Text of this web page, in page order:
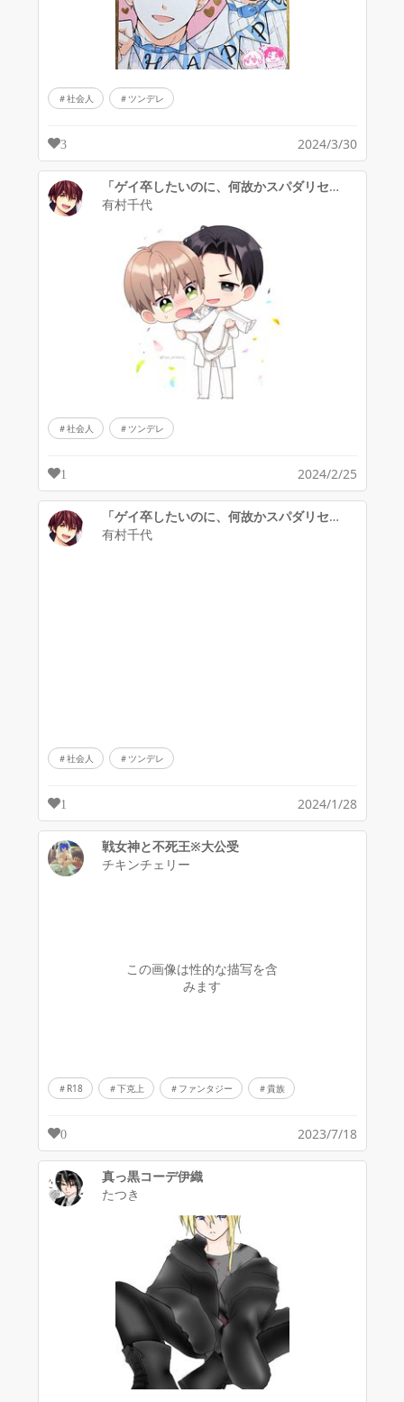
社会人 ツンデレ
3 2024/3/30
「ゲイ卒したいのに、何故かスパダリセフレに溺愛＆求婚されてます！」SDイラスト
有村千代
社会人 ツンデレ
1 2024/2/25
「ゲイ卒したいのに、何故かスパダリセフレに溺愛＆求婚されてます！」表紙イラスト
有村千代
社会人 ツンデレ
1 2024/1/28
戦女神と不死王※大公受
チキンチェリー
この画像は性的な描写を含
みます
R18 下克上 ファンタジー 貴族
0 2023/7/18
真っ黒コーデ伊織
たつき